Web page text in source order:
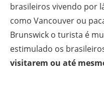
brasileiros vivendo por
como Vancouver ou
Brunswick o turista é
estimulado os
visitarem ou até